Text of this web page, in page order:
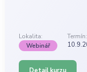
Lokalita:
Termín:
Webinář